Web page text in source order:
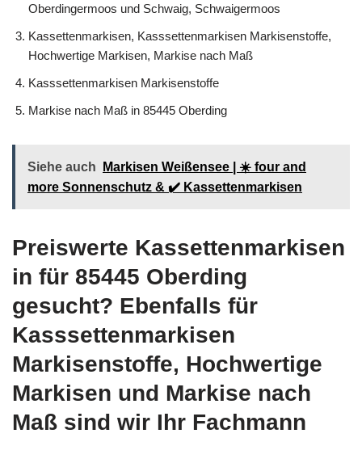
Oberdingermoos und Schwaig, Schwaigermoos
Kassettenmarkisen, Kasssettenmarkisen Markisenstoffe,
Hochwertige Markisen, Markise nach Maß
Kasssettenmarkisen Markisenstoffe
Markise nach Maß in 85445 Oberding
Siehe auch
Markisen Weißensee | ☀️ four and
more Sonnenschutz & ✔️ Kassettenmarkisen
Preiswerte Kassettenmarkisen
in für 85445 Oberding
gesucht? Ebenfalls für
Kasssettenmarkisen
Markisenstoffe, Hochwertige
Markisen und Markise nach
Maß sind wir Ihr Fachmann